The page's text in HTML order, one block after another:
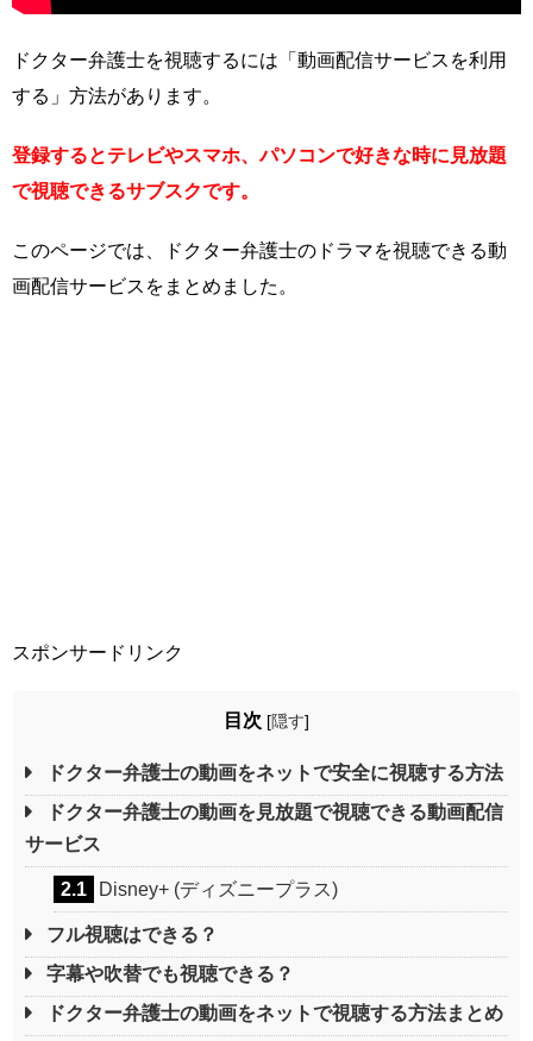
ドクター弁護士を視聴するには「動画配信サービスを利用
する」方法があります。
登録するとテレビやスマホ、パソコンで好きな時に見放題
で視聴できるサブスクです。
このページでは、ドクター弁護士のドラマを視聴できる動
画配信サービスをまとめました。
スポンサードリンク
目次 [隠す]
ドクター弁護士の動画をネットで安全に視聴する方法
ドクター弁護士の動画を見放題で視聴できる動画配信
サービス
2.1 Disney+ (ディズニープラス)
フル視聴はできる？
字幕や吹替でも視聴できる？
ドクター弁護士の動画をネットで視聴する方法まとめ